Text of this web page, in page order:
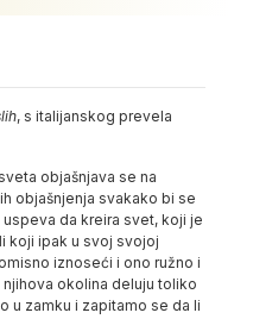
, s italijanskog prevela
objašnjava se na
objašnjenja svakako bi se
da kreira svet, koji je
koji ipak u svoj svojoj
iznoseći i ono ružno i
okolina deluju toliko
u zamku i zapitamo se da li